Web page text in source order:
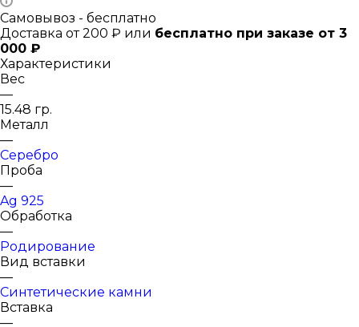
Самовывоз - бесплатно
Доставка от 200 ₽ или бесплатно при заказе от 3
000 ₽
Характеристики
Вес
—
15.48 гр.
Металл
—
Серебро
Проба
—
Ag 925
Обработка
—
Родирование
Вид вставки
—
Синтетические камни
Вставка
—